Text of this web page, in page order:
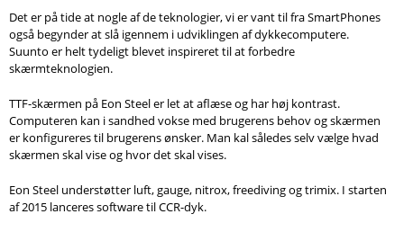
Om DYK
Søg
Det er på tide at nogle af de teknologier, vi er vant til fra SmartPhones
også begynder at slå igennem i udviklingen af dykkecomputere.
Suunto er helt tydeligt blevet inspireret til at forbedre
skærmteknologien.
TTF-skærmen på Eon Steel er let at aflæse og har høj kontrast.
Computeren kan i sandhed vokse med brugerens behov og skærmen
er konfigureres til brugerens ønsker. Man kal således selv vælge hvad
skærmen skal vise og hvor det skal vises.
Eon Steel understøtter luft, gauge, nitrox, freediving og trimix. I starten
af 2015 lanceres software til CCR-dyk.